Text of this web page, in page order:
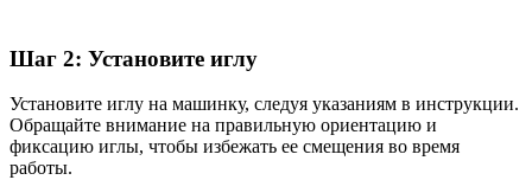
Шаг 2: Установите иглу
Установите иглу на машинку, следуя указаниям в инструкции.
Обращайте внимание на правильную ориентацию и
фиксацию иглы, чтобы избежать ее смещения во время
работы.